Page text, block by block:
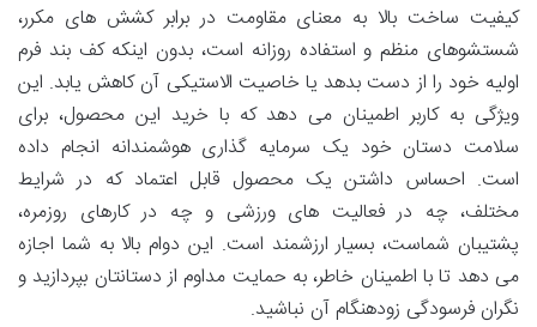
کیفیت ساخت بالا به معنای مقاومت در برابر کشش های مکرر،
شستشوهای منظم و استفاده روزانه است، بدون اینکه کف بند فرم
اولیه خود را از دست بدهد یا خاصیت الاستیکی آن کاهش یابد. این
ویژگی به کاربر اطمینان می دهد که با خرید این محصول، برای
سلامت دستان خود یک سرمایه گذاری هوشمندانه انجام داده
است. احساس داشتن یک محصول قابل اعتماد که در شرایط
مختلف، چه در فعالیت های ورزشی و چه در کارهای روزمره،
پشتیبان شماست، بسیار ارزشمند است. این دوام بالا به شما اجازه
می دهد تا با اطمینان خاطر، به حمایت مداوم از دستانتان بپردازید و
نگران فرسودگی زودهنگام آن نباشید.